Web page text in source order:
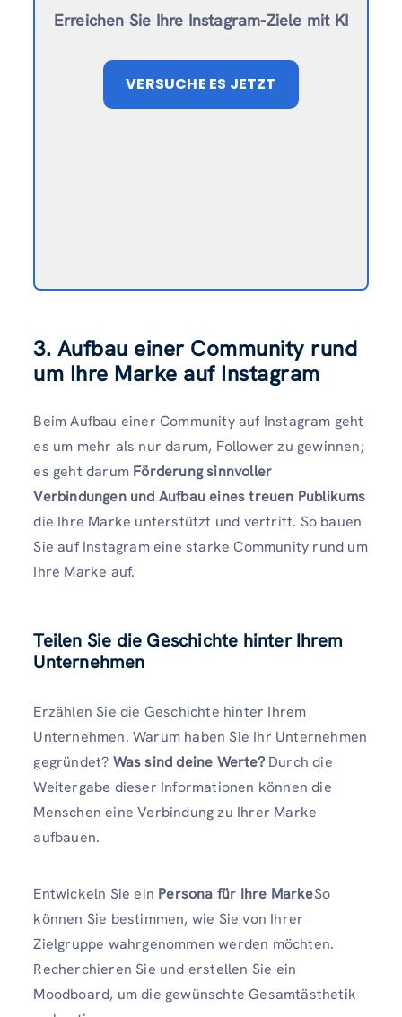
Erreichen Sie Ihre Instagram-Ziele mit KI
VERSUCHE ES JETZT
3. Aufbau einer Community rund
um Ihre Marke auf Instagram
Beim Aufbau einer Community auf Instagram geht
es um mehr als nur darum, Follower zu gewinnen;
es geht darum Förderung sinnvoller
Verbindungen und Aufbau eines treuen Publikums
die Ihre Marke unterstützt und vertritt. So bauen
Sie auf Instagram eine starke Community rund um
Ihre Marke auf.
Teilen Sie die Geschichte hinter Ihrem
Unternehmen
Erzählen Sie die Geschichte hinter Ihrem
Unternehmen. Warum haben Sie Ihr Unternehmen
gegründet? Was sind deine Werte?Durch die
Weitergabe dieser Informationen können die
Menschen eine Verbindung zu Ihrer Marke
aufbauen.
Entwickeln Sie ein Persona für Ihre MarkeSo
können Sie bestimmen, wie Sie von Ihrer
Zielgruppe wahrgenommen werden möchten.
Recherchieren Sie und erstellen Sie ein
Moodboard, um die gewünschte Gesamtästhetik